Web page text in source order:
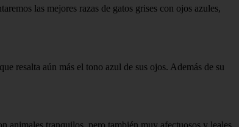
las mejores razas de gatos grises con ojos azules,
resalta aún más el tono azul de sus ojos. Además de su
animales tranquilos, pero también muy afectuosos y leales.